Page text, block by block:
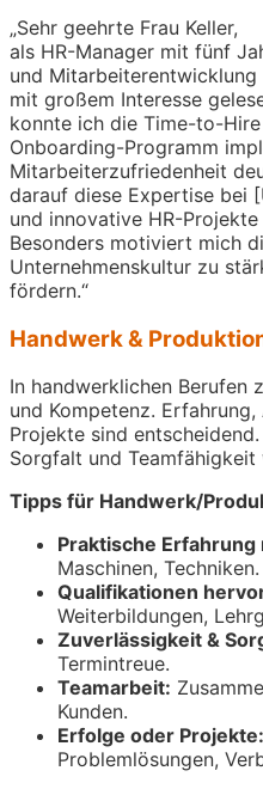
„Sehr geehrte Frau Keller,
als HR-Manager mit fünf
und Mitarbeiterentwicklung
mit großem Interesse
konnte ich die Time-to-
Onboarding-Programm
Mitarbeiterzufriedenheit
darauf diese Expertise bei
und innovative HR-
Besonders motiviert mich
Unternehmenskultur zu
fördern.“
Handwerk &
In handwerklichen Berufen
und Kompetenz.
Projekte sind
Sorgfalt und
Tipps für Handwerk/
Praktische Erfahrung
Maschinen, Techniken.
Qualifikationen
Weiterbildungen,
Zuverlässigkeit &
Termintreue.
Teamarbeit:
Kunden.
Erfolge oder Projekte:
Problemlösungen,